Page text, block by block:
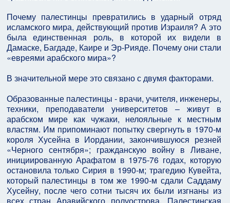
Почему палестинцы превратились в ударный отряд
исламского мира, действующий против Израиля? А это
была единственная роль, в которой их видели в
Дамаске, Багдаде, Каире и Эр-Рияде. Почему они стали
«евреями арабского мира»?
В значительной мере это связано с двумя факторами.
Образованные палестинцы - врачи, учителя, инженеры,
техники, преподаватели университетов – живут в
арабском мире как чужаки, нелояльные к местным
властям. Им припоминают попытку свергнуть в 1970-м
короля Хусейна в Иордании, закончившуюся резней
«Черного сентября»; гражданскую войну в Ливане,
инициированную Арафатом в 1975-76 годах, которую
остановила только Сирия в 1990-м; трагедию Кувейта,
который палестинцы в том же 1990-м сдали Саддаму
Хусейну, после чего сотни тысяч их были изгнаны из